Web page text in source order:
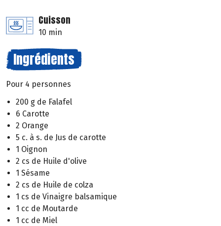
Cuisson
10 min
Ingrédients
Pour 4 personnes
200 g de Falafel
6 Carotte
2 Orange
5 c. à s. de Jus de carotte
1 Oignon
2 cs de Huile d'olive
1 Sésame
2 cs de Huile de colza
1 cs de Vinaigre balsamique
1 cc de Moutarde
1 cc de Miel